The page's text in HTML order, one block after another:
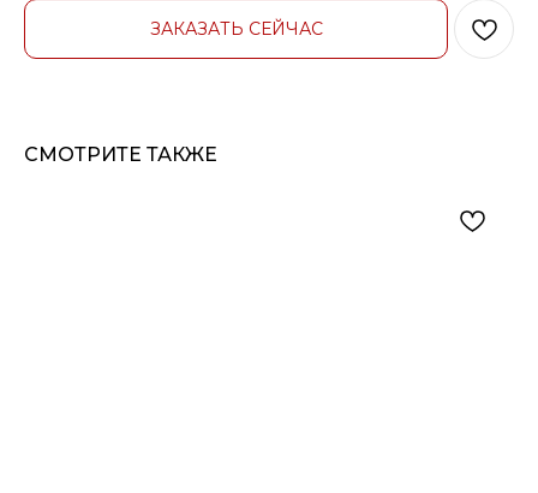
ЗАКАЗАТЬ СЕЙЧАС
СМОТРИТЕ ТАКЖЕ